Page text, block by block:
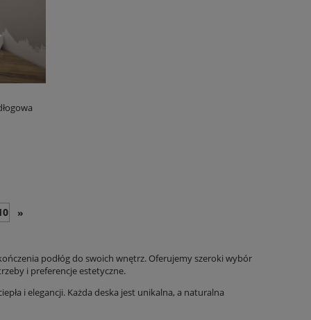
»
podłóg do swoich wnętrz. Oferujemy szeroki wybór
i preferencje estetyczne.
i elegancji. Każda deska jest unikalna, a naturalna